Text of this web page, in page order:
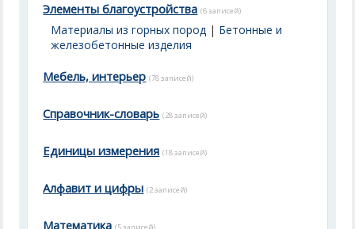
Элементы благоустройства (6 записей)
Материалы из горных пород | Бетонные и
железобетонные изделия
Мебель, интерьер (78 записей)
Справочник-словарь (28 записей)
Единицы измерения (18 записей)
Алфавит и цифры (2 записей)
Математика